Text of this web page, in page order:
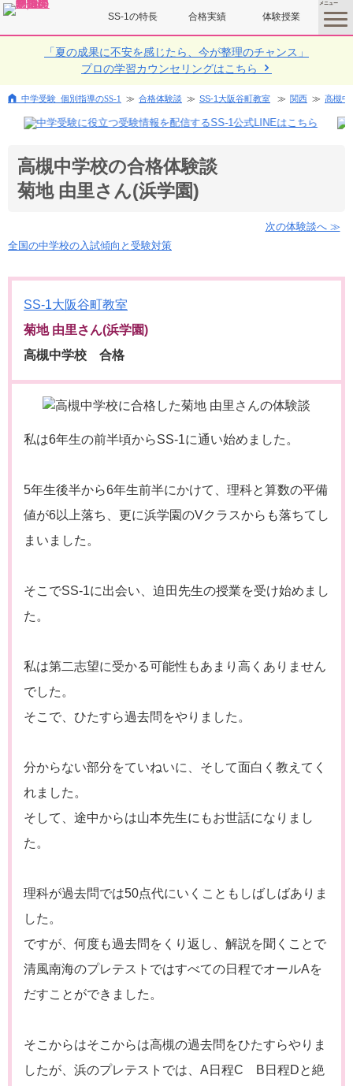
体験授業
合格実績
SS-1の特長
toggle
menu
「夏の成果に不安を感じたら、今が整理のチャンス」
プロの学習カウンセリングはこちら
中学受験 個別指導のSS-1 合格体験談 SS-1大阪谷町教室 関西 高槻中
高槻中学校の合格体験談
菊地 由里さん(浜学園)
次の体験談へ ≫
全国の中学校の入試傾向と受験対策
SS-1大阪谷町教室
菊地 由里さん(浜学園)
高槻中学校 合格
私は6年生の前半頃からSS-1に通い始めました。
5年生後半から6年生前半にかけて、理科と算数の平備
値が6以上落ち、更に浜学園のVクラスからも落ちてし
まいました。
そこでSS-1に出会い、迫田先生の授業を受け始めまし
た。
私は第二志望に受かる可能性もあまり高くありません
でした。
そこで、ひたすら過去問をやりました。
分からない部分をていねいに、そして面白く教えてく
れました。
そして、途中からは山本先生にもお世話になりまし
た。
理科が過去問では50点代にいくこともしばしばありま
した。
ですが、何度も過去問をくり返し、解説を聞くことで
清風南海のプレテストではすべての日程でオールAを
だすことができました。
そこからはそこからは高槻の過去問をひたすらやりま
したが、浜のプレテストでは、A日程C B日程Dと絶